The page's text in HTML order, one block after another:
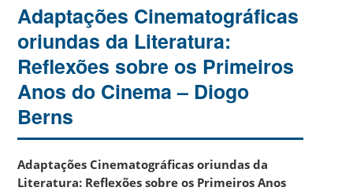
Adaptações Cinematográficas
oriundas da Literatura:
Reflexões sobre os Primeiros
Anos do Cinema – Diogo
Berns
Adaptações Cinematográficas oriundas da
Literatura: Reflexões sobre os Primeiros Anos